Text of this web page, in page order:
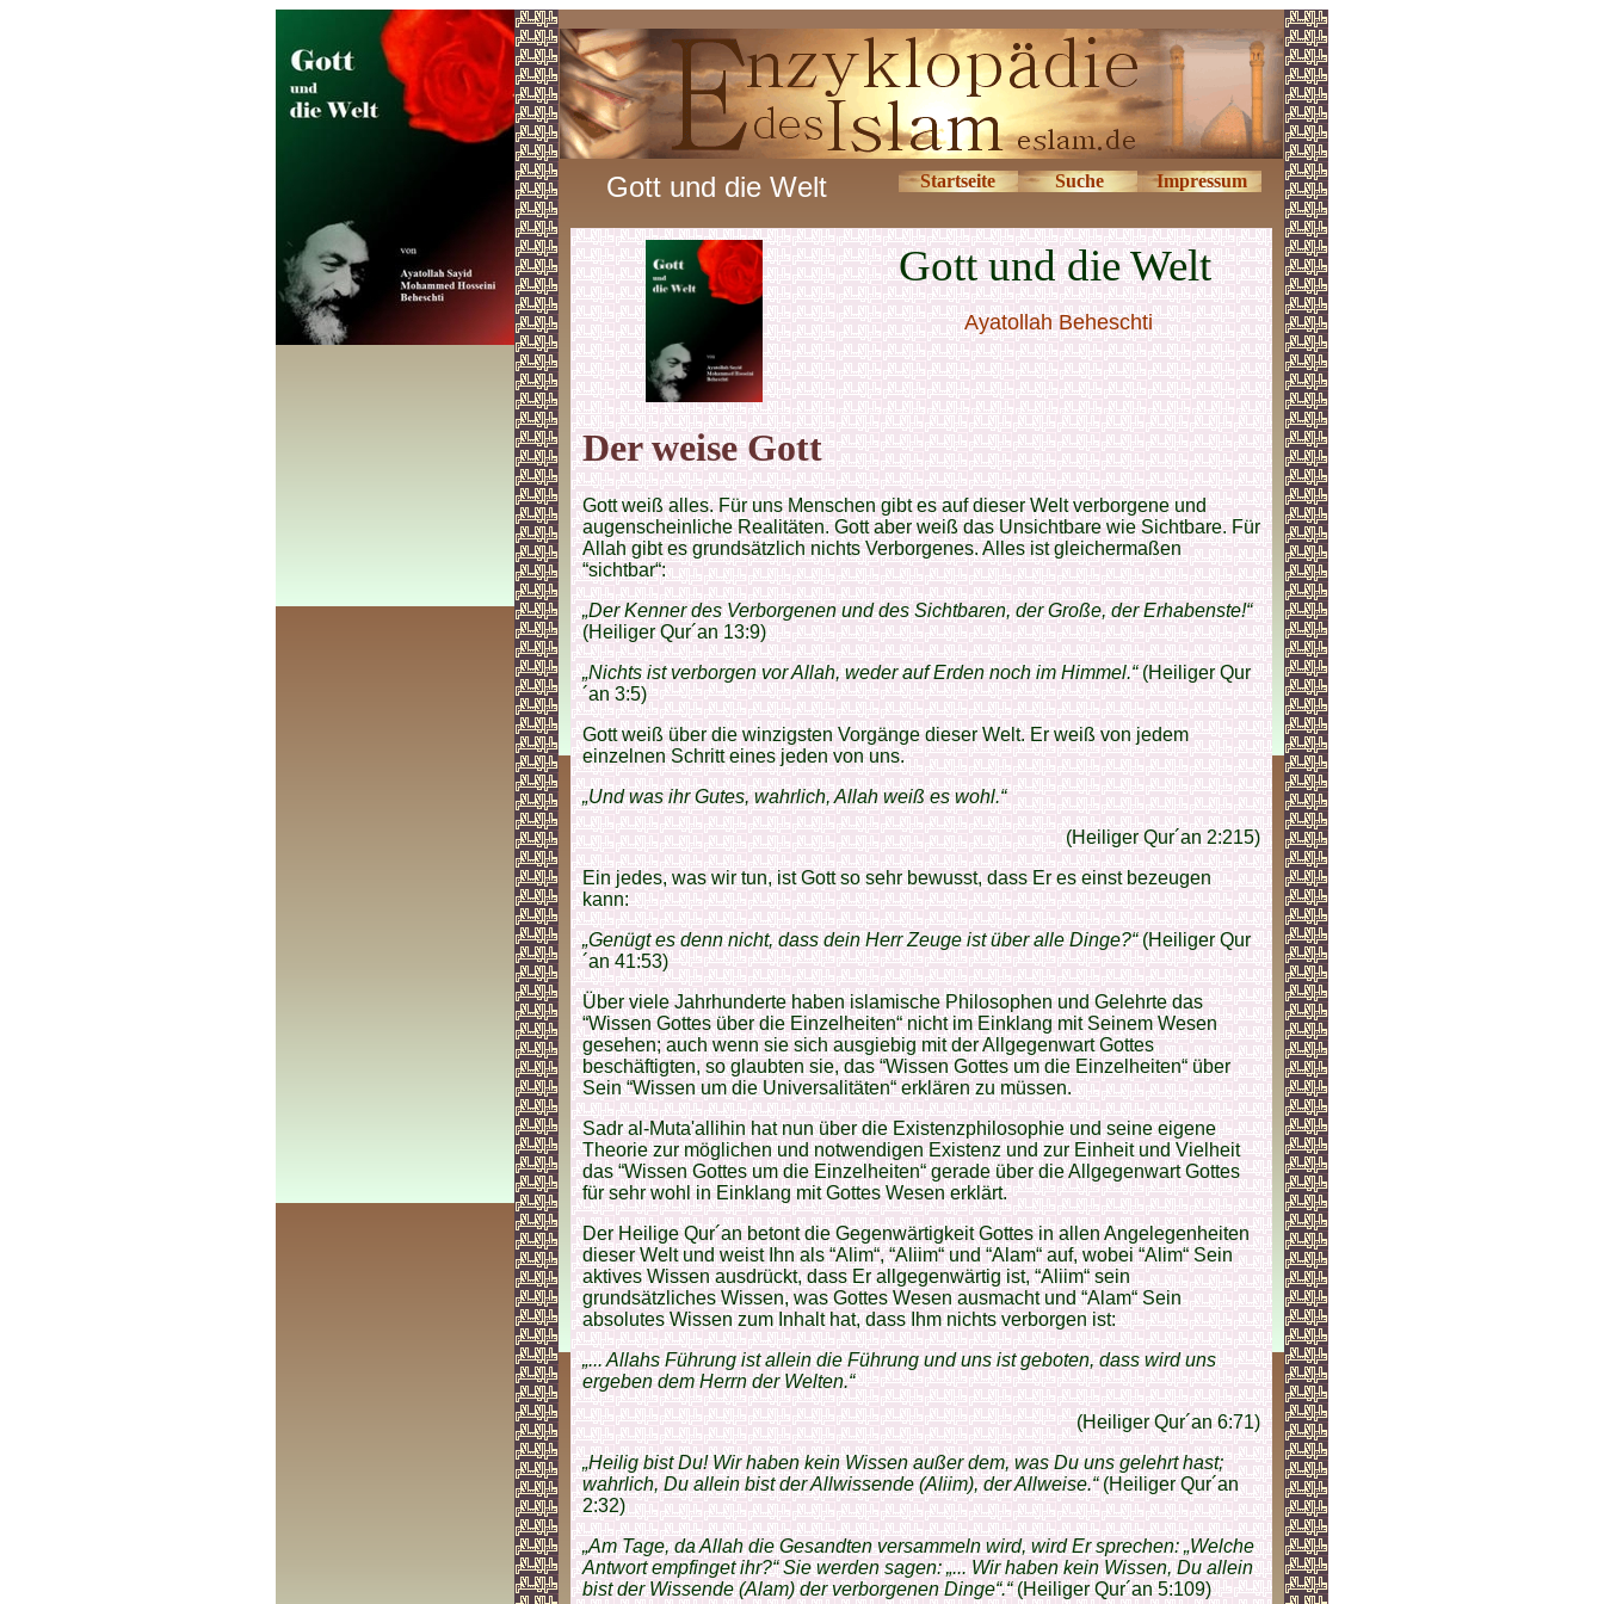
Gott und die Welt Startseite Suche Impressum
Gott und die Welt
Ayatollah Beheschti
Der weise Gott
Gott weiß alles. Für uns Menschen gibt es auf dieser Welt verborgene und
augenscheinliche Realitäten. Gott aber weiß das Unsichtbare wie Sichtbare. Für
Allah gibt es grundsätzlich nichts Verborgenes. Alles ist gleichermaßen
“sichtbar“:
„Der Kenner des Verborgenen und des Sichtbaren, der Große, der Erhabenste!“
(Heiliger Qur´an 13:9)
„Nichts ist verborgen vor Allah, weder auf Erden noch im Himmel.“(Heiliger Qur
´an 3:5)
Gott weiß über die winzigsten Vorgänge dieser Welt. Er weiß von jedem
einzelnen Schritt eines jeden von uns.
„Und was ihr Gutes, wahrlich, Allah weiß es wohl.“
(Heiliger Qur´an 2:215)
Ein jedes, was wir tun, ist Gott so sehr bewusst, dass Er es einst bezeugen
kann:
„Genügt es denn nicht, dass dein Herr Zeuge ist über alle Dinge?“(Heiliger Qur
´an 41:53)
Über viele Jahrhunderte haben islamische Philosophen und Gelehrte das
“Wissen Gottes über die Einzelheiten“ nicht im Einklang mit Seinem Wesen
gesehen; auch wenn sie sich ausgiebig mit der Allgegenwart Gottes
beschäftigten, so glaubten sie, das “Wissen Gottes um die Einzelheiten“ über
Sein “Wissen um die Universalitäten“ erklären zu müssen.
Sadr al-Muta'allihin hat nun über die Existenzphilosophie und seine eigene
Theorie zur möglichen und notwendigen Existenz und zur Einheit und Vielheit
das “Wissen Gottes um die Einzelheiten“ gerade über die Allgegenwart Gottes
für sehr wohl in Einklang mit Gottes Wesen erklärt.
Der Heilige Qur´an betont die Gegenwärtigkeit Gottes in allen Angelegenheiten
dieser Welt und weist Ihn als “Alim“, “Aliim“ und “Alam“ auf, wobei “Alim“ Sein
aktives Wissen ausdrückt, dass Er allgegenwärtig ist, “Aliim“ sein
grundsätzliches Wissen, was Gottes Wesen ausmacht und “Alam“ Sein
absolutes Wissen zum Inhalt hat, dass Ihm nichts verborgen ist:
„... Allahs Führung ist allein die Führung und uns ist geboten, dass wird uns
ergeben dem Herrn der Welten.“
(Heiliger Qur´an 6:71)
„Heilig bist Du! Wir haben kein Wissen außer dem, was Du uns gelehrt hast;
wahrlich, Du allein bist der Allwissende (Aliim), der Allweise.“(Heiliger Qur´an
2:32)
„Am Tage, da Allah die Gesandten versammeln wird, wird Er sprechen: „Welche
Antwort empfinget ihr?“ Sie werden sagen: „... Wir haben kein Wissen, Du allein
bist der Wissende (Alam) der verborgenen Dinge“.“(Heiliger Qur´an 5:109)